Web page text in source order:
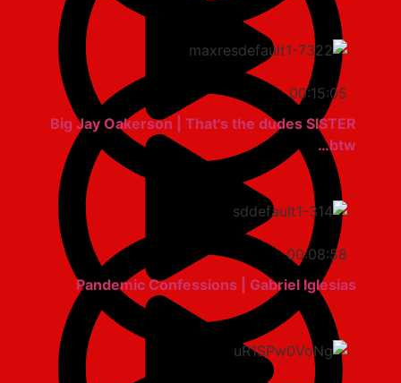
00:15:05
Big Jay Oakerson | That's the dudes SISTER
00:08:58
Pandemic Confessions | Gabriel Iglesias